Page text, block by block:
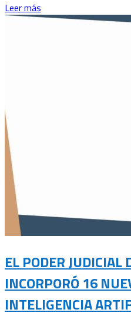
Leer más
EL PODER JUDICIAL
INCORPORÓ 16
INTELIGENCIA